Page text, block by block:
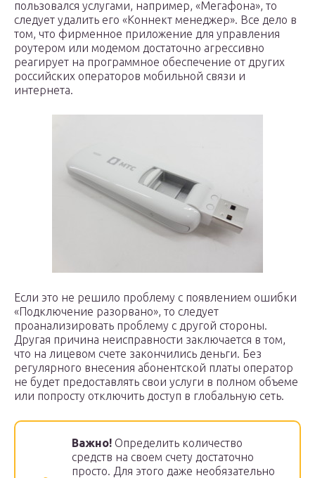
пользовался услугами, например, «Мегафона», то
следует удалить его «Коннект менеджер». Все дело в
том, что фирменное приложение для управления
роутером или модемом достаточно агрессивно
реагирует на программное обеспечение от других
российских операторов мобильной связи и
интернета.
Если это не решило проблему с появлением ошибки
«Подключение разорвано», то следует
проанализировать проблему с другой стороны.
Другая причина неисправности заключается в том,
что на лицевом счете закончились деньги. Без
регулярного внесения абонентской платы оператор
не будет предоставлять свои услуги в полном объеме
или попросту отключить доступ в глобальную сеть.
Важно! Определить количество
средств на своем счету достаточно
просто. Для этого даже необязательно